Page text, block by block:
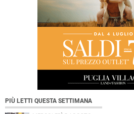
PIÙ LETTI QUESTA SETTIMANA